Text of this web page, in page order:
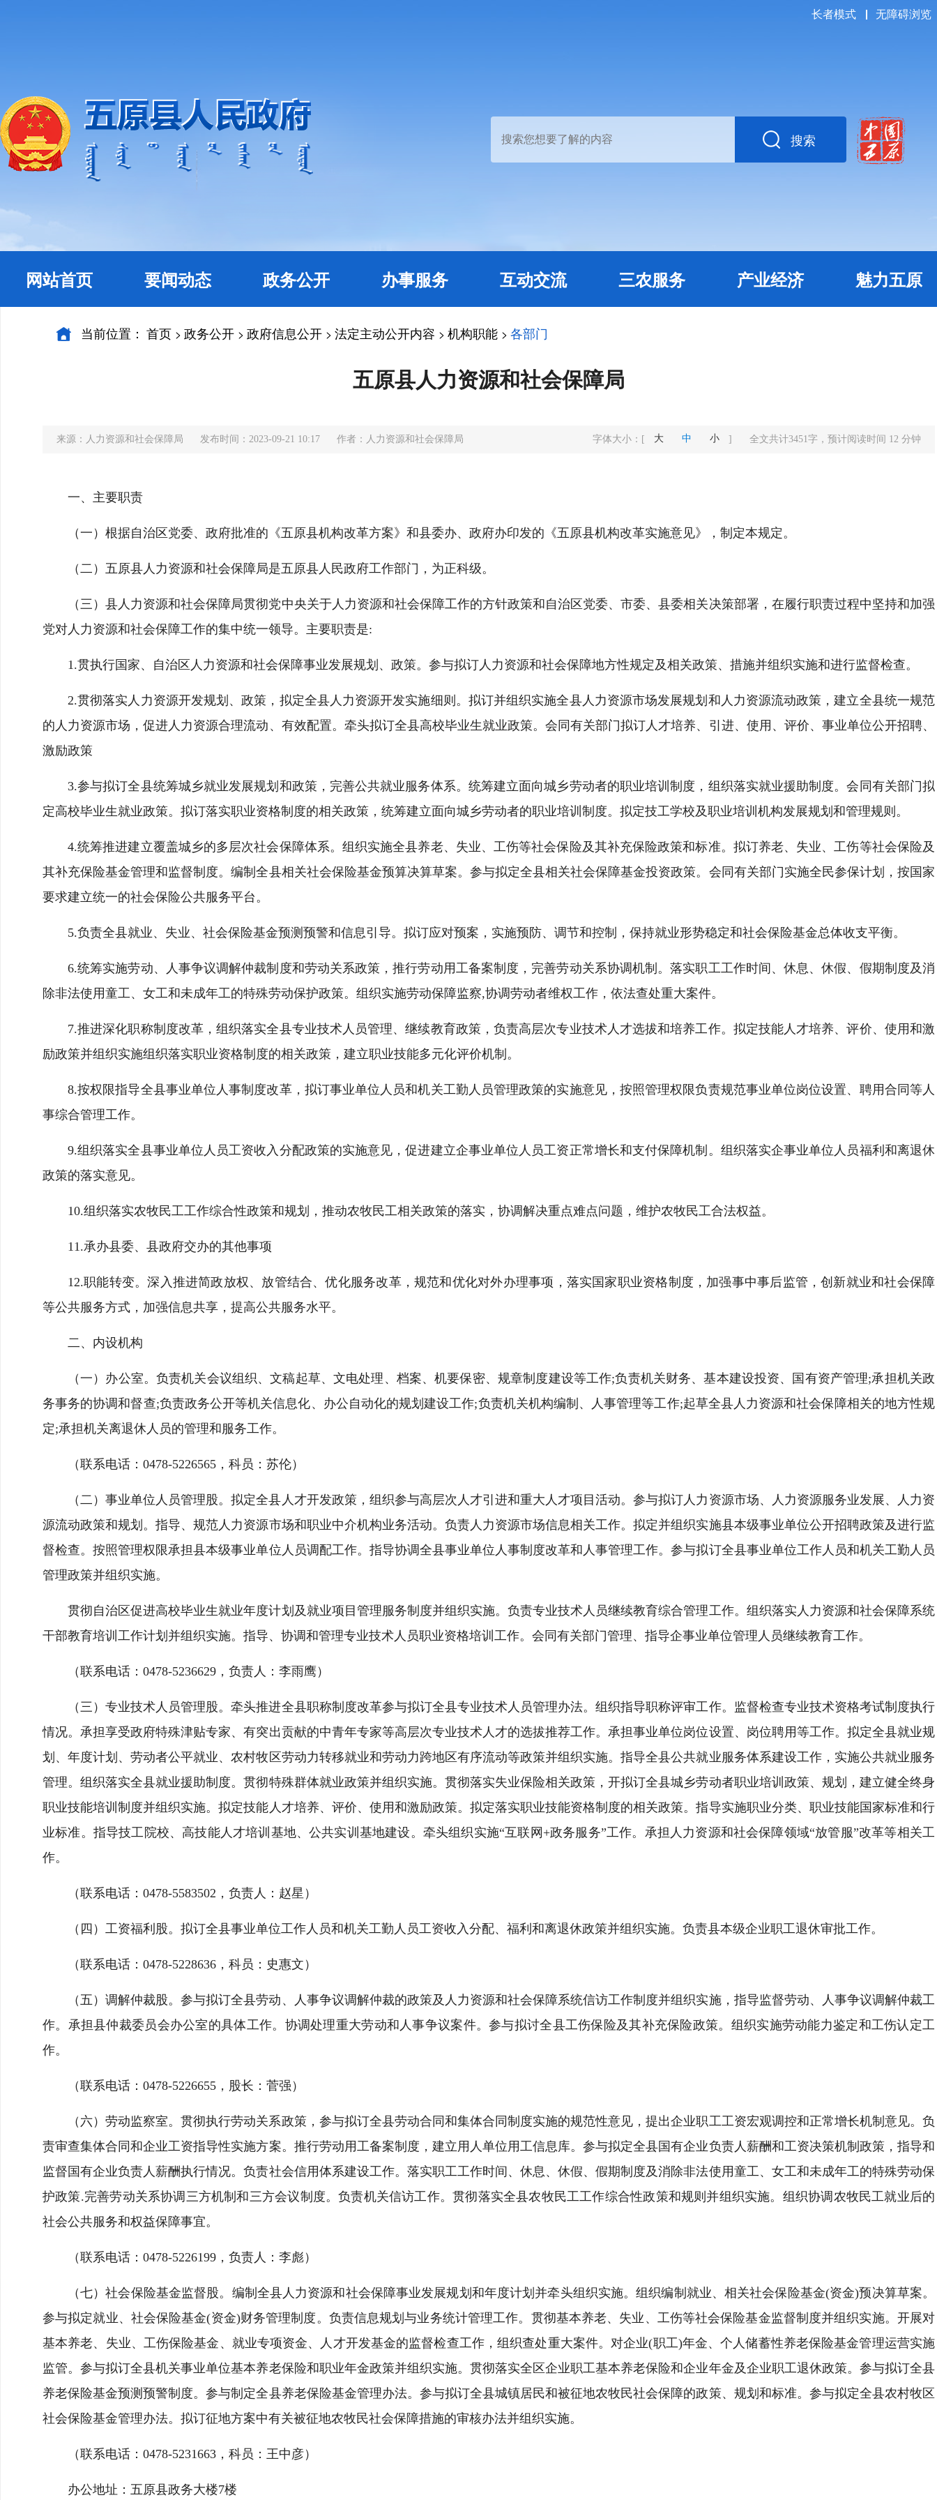
长者模式 无障碍浏览
搜索
网站首页 要闻动态 政务公开 办事服务 互动交流 三农服务 产业经济 魅力五原
当前位置： 首页 > 政务公开 > 政府信息公开 > 法定主动公开内容 > 机构职能 > 各部门
五原县人力资源和社会保障局
来源：人力资源和社会保障局 发布时间：2023-09-21 10:17 作者：人力资源和社会保障局 字体大小： [ 大 中 小 ] 全文共计3451字，预计阅读时间 12 分钟
一、主要职责
（一）根据自治区党委、政府批准的《五原县机构改革方案》和县委办、政府办印发的《五原县机构改革实施意见》，制定本规定。
（二）五原县人力资源和社会保障局是五原县人民政府工作部门，为正科级。
（三）县人力资源和社会保障局贯彻党中央关于人力资源和社会保障工作的方针政策和自治区党委、市委、县委相关决策部署，在履行职责过程中坚持和加强
党对人力资源和社会保障工作的集中统一领导。主要职责是:
1.贯执行国家、自治区人力资源和社会保障事业发展规划、政策。参与拟订人力资源和社会保障地方性规定及相关政策、措施并组织实施和进行监督检查。
2.贯彻落实人力资源开发规划、政策，拟定全县人力资源开发实施细则。拟订并组织实施全县人力资源市场发展规划和人力资源流动政策，建立全县统一规范
的人力资源市场，促进人力资源合理流动、有效配置。牵头拟订全县高校毕业生就业政策。会同有关部门拟订人才培养、引进、使用、评价、事业单位公开招聘、
激励政策
3.参与拟订全县统筹城乡就业发展规划和政策，完善公共就业服务体系。统筹建立面向城乡劳动者的职业培训制度，组织落实就业援助制度。会同有关部门拟
定高校毕业生就业政策。拟订落实职业资格制度的相关政策，统筹建立面向城乡劳动者的职业培训制度。拟定技工学校及职业培训机构发展规划和管理规则。
4.统筹推进建立覆盖城乡的多层次社会保障体系。组织实施全县养老、失业、工伤等社会保险及其补充保险政策和标准。拟订养老、失业、工伤等社会保险及
其补充保险基金管理和监督制度。编制全县相关社会保险基金预算决算草案。参与拟定全县相关社会保障基金投资政策。会同有关部门实施全民参保计划，按国家
要求建立统一的社会保险公共服务平台。
5.负责全县就业、失业、社会保险基金预测预警和信息引导。拟订应对预案，实施预防、调节和控制，保持就业形势稳定和社会保险基金总体收支平衡。
6.统筹实施劳动、人事争议调解仲裁制度和劳动关系政策，推行劳动用工备案制度，完善劳动关系协调机制。落实职工工作时间、休息、休假、假期制度及消
除非法使用童工、女工和未成年工的特殊劳动保护政策。组织实施劳动保障监察,协调劳动者维权工作，依法查处重大案件。
7.推进深化职称制度改革，组织落实全县专业技术人员管理、继续教育政策，负责高层次专业技术人才选拔和培养工作。拟定技能人才培养、评价、使用和激
励政策并组织实施组织落实职业资格制度的相关政策，建立职业技能多元化评价机制。
8.按权限指导全县事业单位人事制度改革，拟订事业单位人员和机关工勤人员管理政策的实施意见，按照管理权限负责规范事业单位岗位设置、聘用合同等人
事综合管理工作。
9.组织落实全县事业单位人员工资收入分配政策的实施意见，促进建立企事业单位人员工资正常增长和支付保障机制。组织落实企事业单位人员福利和离退休
政策的落实意见。
10.组织落实农牧民工工作综合性政策和规划，推动农牧民工相关政策的落实，协调解决重点难点问题，维护农牧民工合法权益。
11.承办县委、县政府交办的其他事项
12.职能转变。深入推进简政放权、放管结合、优化服务改革，规范和优化对外办理事项，落实国家职业资格制度，加强事中事后监管，创新就业和社会保障
等公共服务方式，加强信息共享，提高公共服务水平。
二、内设机构
（一）办公室。负责机关会议组织、文稿起草、文电处理、档案、机要保密、规章制度建设等工作;负责机关财务、基本建设投资、国有资产管理;承担机关政
务事务的协调和督查;负责政务公开等机关信息化、办公自动化的规划建设工作;负责机关机构编制、人事管理等工作;起草全县人力资源和社会保障相关的地方性规
定;承担机关离退休人员的管理和服务工作。
（联系电话：0478-5226565，科员：苏伦）
（二）事业单位人员管理股。拟定全县人才开发政策，组织参与高层次人才引进和重大人才项目活动。参与拟订人力资源市场、人力资源服务业发展、人力资
源流动政策和规划。指导、规范人力资源市场和职业中介机构业务活动。负责人力资源市场信息相关工作。拟定并组织实施县本级事业单位公开招聘政策及进行监
督检查。按照管理权限承担县本级事业单位人员调配工作。指导协调全县事业单位人事制度改革和人事管理工作。参与拟订全县事业单位工作人员和机关工勤人员
管理政策并组织实施。
贯彻自治区促进高校毕业生就业年度计划及就业项目管理服务制度并组织实施。负责专业技术人员继续教育综合管理工作。组织落实人力资源和社会保障系统
干部教育培训工作计划并组织实施。指导、协调和管理专业技术人员职业资格培训工作。会同有关部门管理、指导企事业单位管理人员继续教育工作。
（联系电话：0478-5236629，负责人：李雨鹰）
（三）专业技术人员管理股。牵头推进全县职称制度改革参与拟订全县专业技术人员管理办法。组织指导职称评审工作。监督检查专业技术资格考试制度执行
情况。承担享受政府特殊津贴专家、有突出贡献的中青年专家等高层次专业技术人才的选拔推荐工作。承担事业单位岗位设置、岗位聘用等工作。拟定全县就业规
划、年度计划、劳动者公平就业、农村牧区劳动力转移就业和劳动力跨地区有序流动等政策并组织实施。指导全县公共就业服务体系建设工作，实施公共就业服务
管理。组织落实全县就业援助制度。贯彻特殊群体就业政策并组织实施。贯彻落实失业保险相关政策，开拟订全县城乡劳动者职业培训政策、规划，建立健全终身
职业技能培训制度并组织实施。拟定技能人才培养、评价、使用和激励政策。拟定落实职业技能资格制度的相关政策。指导实施职业分类、职业技能国家标准和行
业标准。指导技工院校、高技能人才培训基地、公共实训基地建设。牵头组织实施“互联网+政务服务”工作。承担人力资源和社会保障领域“放管服”改革等相关工
作。
（联系电话：0478-5583502，负责人：赵星）
（四）工资福利股。拟订全县事业单位工作人员和机关工勤人员工资收入分配、福利和离退休政策并组织实施。负责县本级企业职工退休审批工作。
（联系电话：0478-5228636，科员：史惠文）
（五）调解仲裁股。参与拟订全县劳动、人事争议调解仲裁的政策及人力资源和社会保障系统信访工作制度并组织实施，指导监督劳动、人事争议调解仲裁工
作。承担县仲裁委员会办公室的具体工作。协调处理重大劳动和人事争议案件。参与拟讨全县工伤保险及其补充保险政策。组织实施劳动能力鉴定和工伤认定工
作。
（联系电话：0478-5226655，股长：菅强）
（六）劳动监察室。贯彻执行劳动关系政策，参与拟订全县劳动合同和集体合同制度实施的规范性意见，提出企业职工工资宏观调控和正常增长机制意见。负
责审查集体合同和企业工资指导性实施方案。推行劳动用工备案制度，建立用人单位用工信息库。参与拟定全县国有企业负责人薪酬和工资决策机制政策，指导和
监督国有企业负责人薪酬执行情况。负责社会信用体系建设工作。落实职工工作时间、休息、休假、假期制度及消除非法使用童工、女工和未成年工的特殊劳动保
护政策.完善劳动关系协调三方机制和三方会议制度。负责机关信访工作。贯彻落实全县农牧民工工作综合性政策和规则并组织实施。组织协调农牧民工就业后的
社会公共服务和权益保障事宜。
（联系电话：0478-5226199，负责人：李彪）
（七）社会保险基金监督股。编制全县人力资源和社会保障事业发展规划和年度计划并牵头组织实施。组织编制就业、相关社会保险基金(资金)预决算草案。
参与拟定就业、社会保险基金(资金)财务管理制度。负责信息规划与业务统计管理工作。贯彻基本养老、失业、工伤等社会保险基金监督制度并组织实施。开展对
基本养老、失业、工伤保险基金、就业专项资金、人才开发基金的监督检查工作，组织查处重大案件。对企业(职工)年金、个人储蓄性养老保险基金管理运营实施
监管。参与拟订全县机关事业单位基本养老保险和职业年金政策并组织实施。贯彻落实全区企业职工基本养老保险和企业年金及企业职工退休政策。参与拟订全县
养老保险基金预测预警制度。参与制定全县养老保险基金管理办法。参与拟订全县城镇居民和被征地农牧民社会保障的政策、规划和标准。参与拟定全县农村牧区
社会保险基金管理办法。拟订征地方案中有关被征地农牧民社会保障措施的审核办法并组织实施。
（联系电话：0478-5231663，科员：王中彦）
办公地址：五原县政务大楼7楼